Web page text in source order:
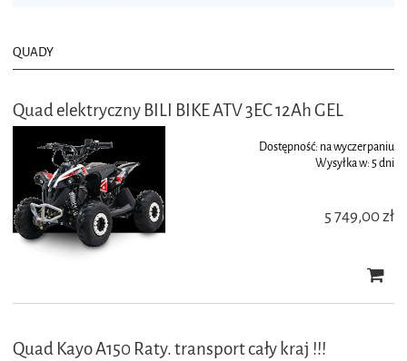
QUADY
Quad elektryczny BILI BIKE ATV 3EC 12Ah GEL
Dostępność: na wyczerpaniu
Wysyłka w:5 dni
5 749,00 zł
Quad Kayo A150 Raty. transport cały kraj !!!